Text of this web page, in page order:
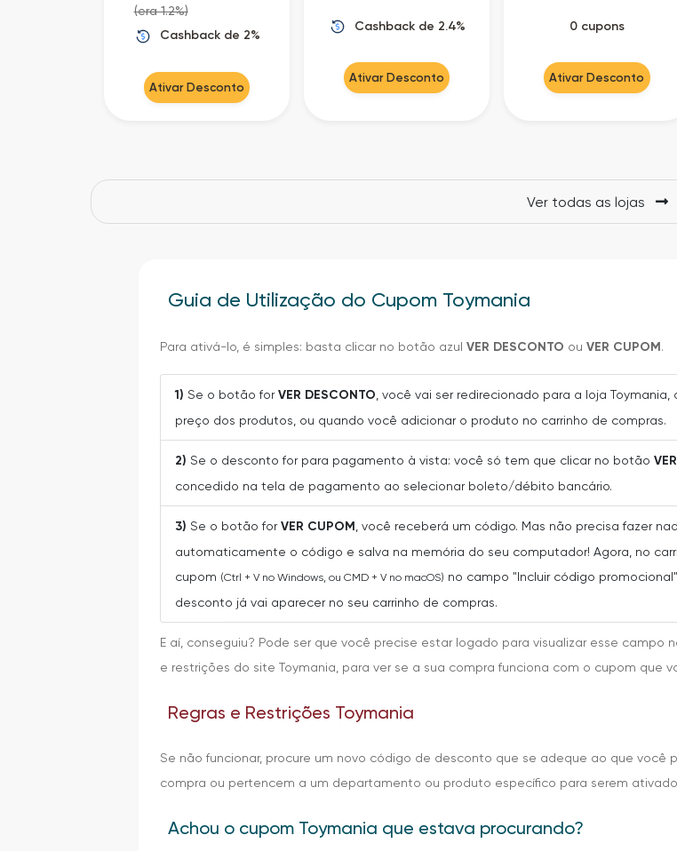
(era 1.2%)
Cashback de 2%
Ativar Desconto
Cashback de 2.4%
Ativar Desconto
0 cupons
Ativar Desconto
Ver todas as lojas
Guia de Utilização do Cupom Toymania
Para ativá-lo, é simples: basta clicar no botão azulVER DESCONTO ouVER CUPOM.
1) Se o botão forVER DESCONTO , você vai ser redirecionado para a loja
preço dos produtos, ou quando você adicionar o produto no carrinho de compras.
2) Se o desconto for para pagamento à vista: você só tem que clicar no botão
concedido na tela de pagamento ao selecionar boleto/débito bancário.
3) Se o botão forVER CUPOM , você receberá um código. Mas não precisa fazer
automaticamente o código e salva na memória do seu computador! Agora, no
cupom (Ctrl + V no Windows, ou CMD + V no macOS) no campo "Incluir código
desconto já vai aparecer no seu carrinho de compras.
E aí, conseguiu? Pode ser que você precise estar logado para visualizar esse
e restrições do site Toymania, para ver se a sua compra funciona com o cupom que
Regras e Restrições Toymania
Se não funcionar, procure um novo código de desconto que se adeque ao que você
compra ou pertencem a um departamento ou produto específico para serem
Achou o cupom Toymania que estava procurando?